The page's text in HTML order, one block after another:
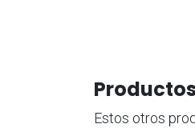
Estos otros